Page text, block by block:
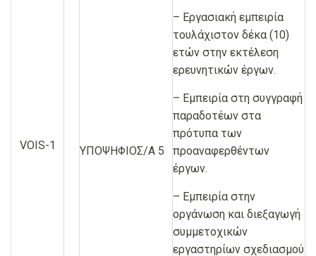
VOIS-1 ΥΠΟΨΗΦΙΟΣ/Α 5
– Εργασιακή εμπειρία
τουλάχιστον δέκα (10)
ετών στην εκτέλεση
ερευνητικών έργων.
– Εμπειρία στη συγγραφή
παραδοτέων στα
πρότυπα των
προαναφερθέντων
έργων.
– Εμπειρία στην
οργάνωση και διεξαγωγή
συμμετοχικών
εργαστηρίων σχεδιασμού